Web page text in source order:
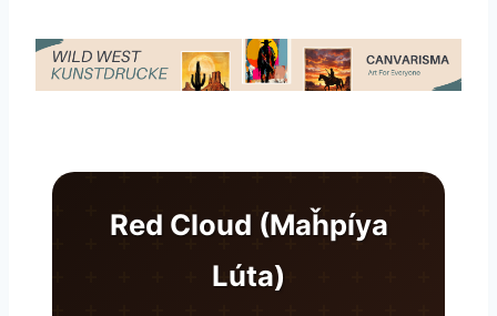
Red Cloud (Maȟpíya
Lúta)